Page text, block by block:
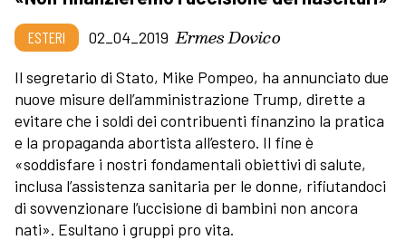
ESTERI 02_04_2019 Ermes Dovico
Il segretario di Stato, Mike Pompeo, ha annunciato due
nuove misure dell’amministrazione Trump, dirette a
evitare che i soldi dei contribuenti finanzino la pratica
e la propaganda abortista all’estero. Il fine è
«soddisfare i nostri fondamentali obiettivi di salute,
inclusa l’assistenza sanitaria per le donne, rifiutandoci
di sovvenzionare l’uccisione di bambini non ancora
nati». Esultano i gruppi pro vita.